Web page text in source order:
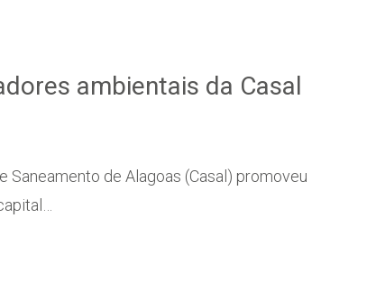
ambientais da Casal
Saneamento de Alagoas (Casal) promoveu